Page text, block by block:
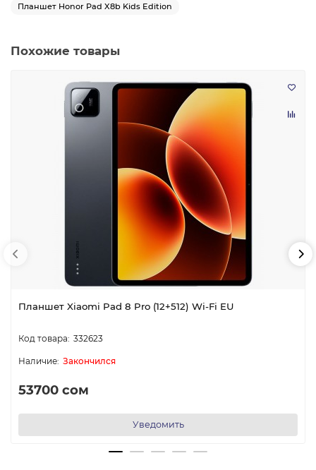
Планшет Honor Pad X8b Kids Edition
Похожие товары
Планшет Xiaomi Pad 8 Pro (12+512) Wi-Fi EU
332623
Закончился
53700 сом
Уведомить